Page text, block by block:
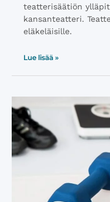
teatterisäätiön
kansanteatteri.
eläkeläisille.
Lue lisää »